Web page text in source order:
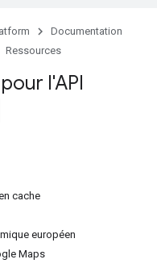
Documentation
Ressources
l'API
cache
européen
Maps